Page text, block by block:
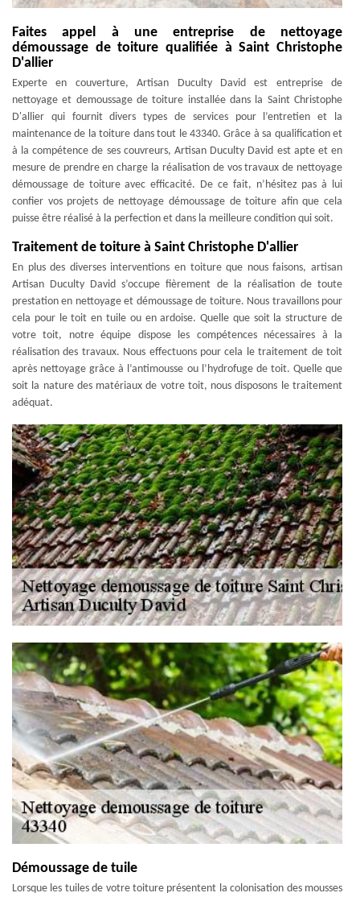
Faites appel à une entreprise de nettoyage
démoussage de toiture qualifiée à Saint Christophe
D'allier
Experte en couverture, Artisan Duculty David est entreprise de
nettoyage et demoussage de toiture installée dans la Saint Christophe
D'allier qui fournit divers types de services pour l’entretien et la
maintenance de la toiture dans tout le 43340. Grâce à sa qualification et
à la compétence de ses couvreurs, Artisan Duculty David est apte et en
mesure de prendre en charge la réalisation de vos travaux de nettoyage
démoussage de toiture avec efficacité. De ce fait, n’hésitez pas à lui
confier vos projets de nettoyage démoussage de toiture afin que cela
puisse être réalisé à la perfection et dans la meilleure condition qui soit.
Traitement de toiture à Saint Christophe D'allier
En plus des diverses interventions en toiture que nous faisons, artisan
Artisan Duculty David s’occupe fièrement de la réalisation de toute
prestation en nettoyage et démoussage de toiture. Nous travaillons pour
cela pour le toit en tuile ou en ardoise. Quelle que soit la structure de
votre toit, notre équipe dispose les compétences nécessaires à la
réalisation des travaux. Nous effectuons pour cela le traitement de toit
après nettoyage grâce à l’antimousse ou l’hydrofuge de toit. Quelle que
soit la nature des matériaux de votre toit, nous disposons le traitement
adéquat.
Démoussage de tuile
Lorsque les tuiles de votre toiture présentent la colonisation des mousses